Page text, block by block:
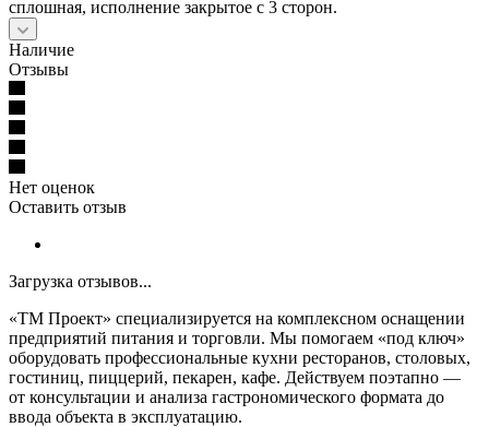
сплошная, исполнение закрытое с 3 сторон.
Наличие
Отзывы
Нет оценок
Оставить отзыв
Загрузка отзывов...
«ТМ Проект» специализируется на комплексном оснащении
предприятий питания и торговли. Мы помогаем «под ключ»
оборудовать профессиональные кухни ресторанов, столовых,
гостиниц, пиццерий, пекарен, кафе. Действуем поэтапно —
от консультации и анализа гастрономического формата до
ввода объекта в эксплуатацию.